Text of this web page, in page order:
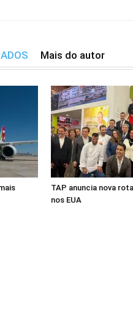
Mais do autor
TAP anuncia nova
nos EUA